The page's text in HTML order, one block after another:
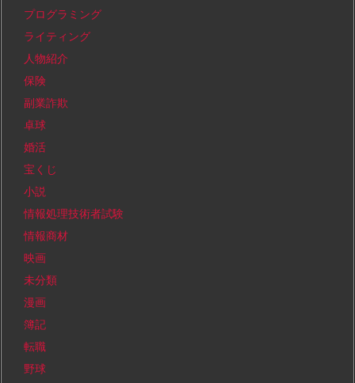
プログラミング
ライティング
人物紹介
保険
副業詐欺
卓球
婚活
宝くじ
小説
情報処理技術者試験
情報商材
映画
未分類
漫画
簿記
転職
野球